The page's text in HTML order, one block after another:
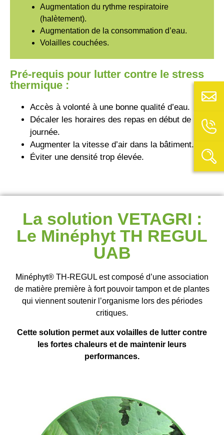
Augmentation du rythme respiratoire
(halètement).
Augmentation de la consommation d’eau.
Volailles couchées.
Pré-requis pour lutter contre le stress
thermique :
Accès à volonté à une bonne qualité d’eau.
Décaler les horaires des repas en début de
journée.
Augmenter la vitesse d’air dans la bâtiment.
Éviter une densité trop élevée.
La solution VETAGRI :
Le Minéphyt TH REGUL
UAB
Minéphyt® TH-REGUL est composé d’une association
de matière première à fort pouvoir tampon et de plantes
qui viennent soutenir l’organisme lors des périodes
critiques.
Cette solution permet aux volailles de lutter contre
les fortes chaleurs et de maintenir leurs
performances.